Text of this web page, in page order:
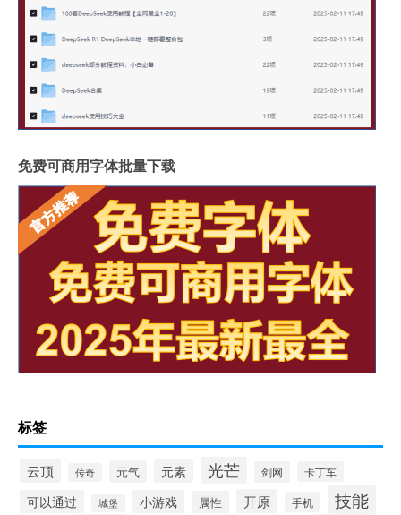
免费可商用字体批量下载
标签
云顶 传奇 元气 元素 光芒 剑网 卡丁车
可以通过 城堡 小游戏 属性 开原 手机
技能